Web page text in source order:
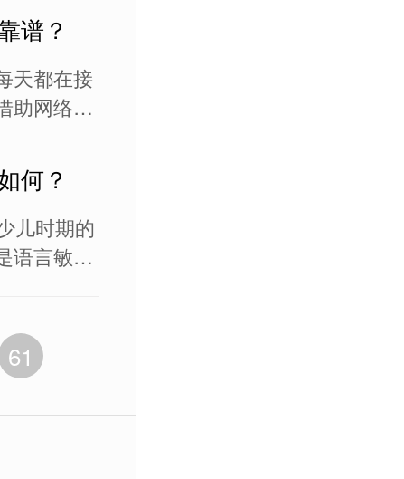
学习成
统的英
。但是现
谱？
天都在接
助网络优
了当下
线英语
，不知道
何？
儿时期的
语言敏感
的英语
普遍认
61